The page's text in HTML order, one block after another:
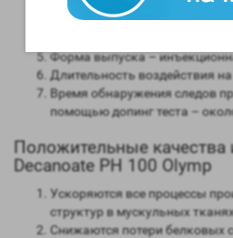
(ароматизация) – крайне
Форма выпуска –
Длительность воздействия
Время обнаружения следов
помощью допинг теста –
Положительные
Decanoate PH 100 Olymp
Ускоряются все процессы
структур в мускульных
Снижаются потери белковых